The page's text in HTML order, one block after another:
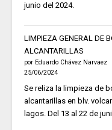
junio del 2024.
LIMPIEZA GENERAL DE
ALCANTARILLAS
por Eduardo Chávez Narvaez
25/06/2024
Se reliza la limpieza de
alcantarillas en blv.
lagos. Del 13 al 22 de